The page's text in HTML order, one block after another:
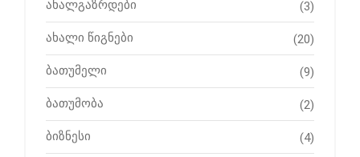
ახალგაზრდები (3)
ახალი წიგნები (20)
ბათუმელი (9)
ბათუმობა (2)
ბიზნესი (4)